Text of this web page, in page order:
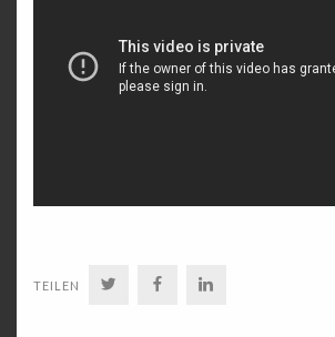
TEILEN TWITTERFACEBOOK